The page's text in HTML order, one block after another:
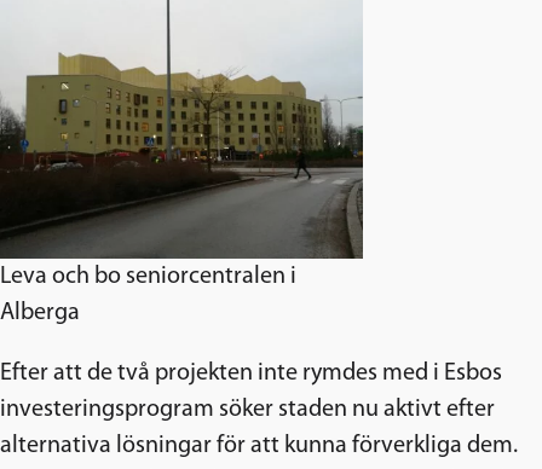
Leva och bo seniorcentralen i
Alberga
Efter att de två projekten inte rymdes med i Esbos
investeringsprogram söker staden nu aktivt efter
alternativa lösningar för att kunna förverkliga dem.